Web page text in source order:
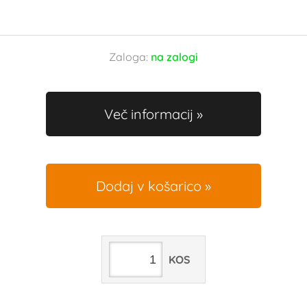
Zaloga: na zalogi
Več informacij
Dodaj v košarico
KOS